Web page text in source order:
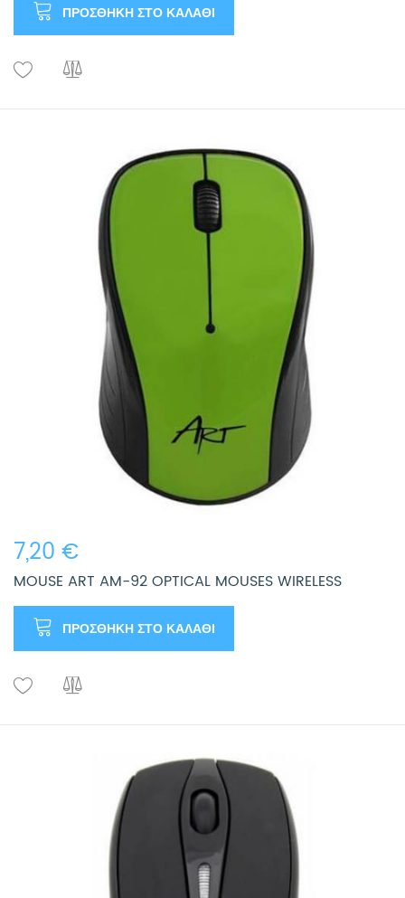
ΠΡΟΣΘΉΚΗ ΣΤΟ ΚΑΛΆΘΙ
7,20 €
MOUSE ART AM-92 OPTICAL MOUSES WIRELESS
ΠΡΟΣΘΉΚΗ ΣΤΟ ΚΑΛΆΘΙ